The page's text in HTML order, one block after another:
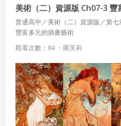
美術（二）資源版 Ch07-3
普通高中／美術（二）資源版／第七
豐富多元的插畫藝術
觀看次數：84 ・ 羅芙莉